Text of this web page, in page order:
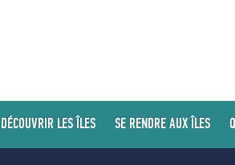
DÉCOUVRIR LES ÎLES SE RENDRE AUX ÎLES